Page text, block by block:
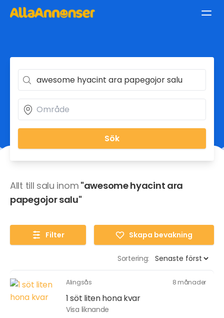
Sök
Allt till salu inom "awesome hyacint ara
papegojor salu"
Filter Skapa bevakning
Sortering:
Alingsås 8 månader
1 söt liten hona kvar
Visa liknande